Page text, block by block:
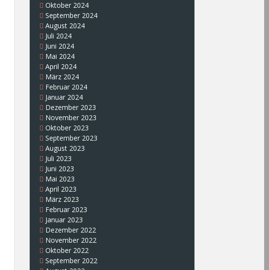
Oktober 2024
September 2024
August 2024
Juli 2024
Juni 2024
Mai 2024
April 2024
März 2024
Februar 2024
Januar 2024
Dezember 2023
November 2023
Oktober 2023
September 2023
August 2023
Juli 2023
Juni 2023
Mai 2023
April 2023
März 2023
Februar 2023
Januar 2023
Dezember 2022
November 2022
Oktober 2022
September 2022